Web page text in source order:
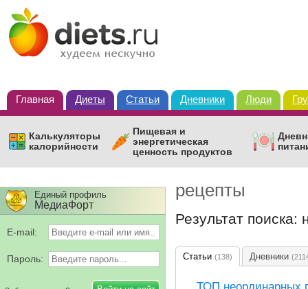
Главная Диеты Статьи Дневники Люди
Калькуляторы
калорийности
Пищевая и
энергетическая
ценность продуктов
рецепты
Результат
Статьи (138) Дневники
Единый профиль
МедиаФорт
E-mail:
Пароль: